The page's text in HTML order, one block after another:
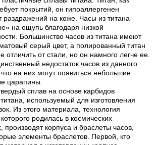
покрытий, он гипоаллергенен
раздражений на коже. Часы из титана
на ощупь благодаря низкой
Большинство часов из титана имеют
серый цвет, а полированный титан
отличить от стали, но он намного легче ее.
недостаток часов из данного
на них могут появиться небольшие
царапины.
сплав на основе карбидов
используемый для изготовления
Из этого материала, технология
родилась в космических
производят корпуса и браслеты часов,
элементы браслетов. Первой, кто